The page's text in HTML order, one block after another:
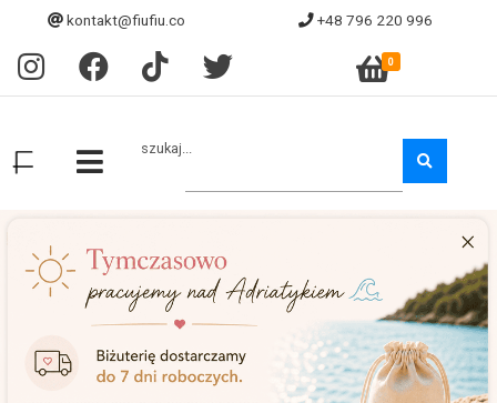
kontakt@fiufiu.co +48 796 220 996
0
szukaj...